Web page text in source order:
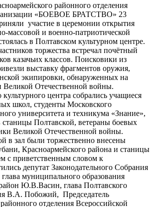
районного отделения
«БОЕВОЕ БРАТСТВО» 23
участие в церемонии открытия
массовой и военно-патриотической
в Полтавском культурном центре.
торжества встречал почётный
казачьих классов. Поисковики из
выставку фрагментов оружия,
экипировки, обнаруженных на
Великой Отечественной войны.
культурного центра собрались учащиеся
школ, студенты Московского
университета и техникума «Знание»,
Полтавской, ветераны боевых
Великой Отечественной войны.
в зал были торжественно внесены
Красноармейского района и станицы
с приветственным словом к
депутат Законодательного Собрания
муниципального образования
Ю.В.Васин, глава Полтавского
В.А. Побожий, Председатель
отделения Всероссийской